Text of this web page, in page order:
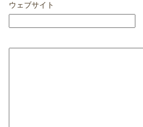
ウェブサイト